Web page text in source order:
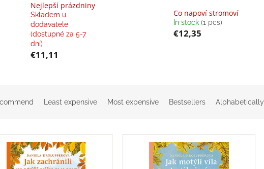
Nejlepší prázdniny
Skladem u
dodavatele
(dostupné za 5-7
dní)
€11,11
Co napoví stromoví
In stock (1 pcs)
€12,35
Least expensive Most expensive Bestsellers Alphabetically